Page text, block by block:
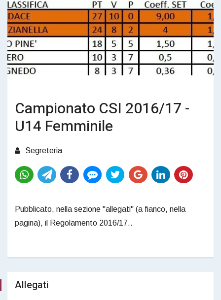
Campionato CSI 2016/17 -
U14 Femminile
Segreteria
Pubblicato, nella sezione "allegati" (a fianco, nella
pagina), il Regolamento 2016/17..
Allegati